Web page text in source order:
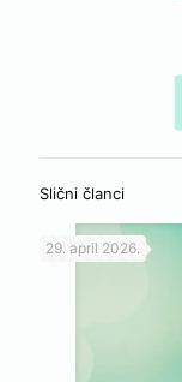
Slični članci
29. april 2026.